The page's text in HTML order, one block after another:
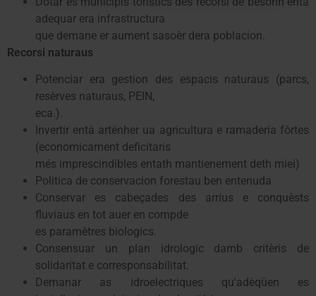
adequar era infrastructura
que demane er aument sasoèr dera poblacion.
Recorsi naturaus
Potenciar era gestion des espacis naturaus (parcs,
resèrves naturaus, PEIN,
eca.).
Invertir entà arténher ua agricultura e ramaderia fòrtes
(economicarnent deficitaris
més imprescindibles entath mantienement deth miei)
Politica de conservacion forestau ben entenuda
Conservar es cabeçades des arrius e conquèsts
fluviaus en tot auer en compde
es paramètres biologics.
Consensuar un plan idrologic damb critèris de
solidaritat e corresponsabilitat.
Demanar as idroelectriques qu'adèqüen es